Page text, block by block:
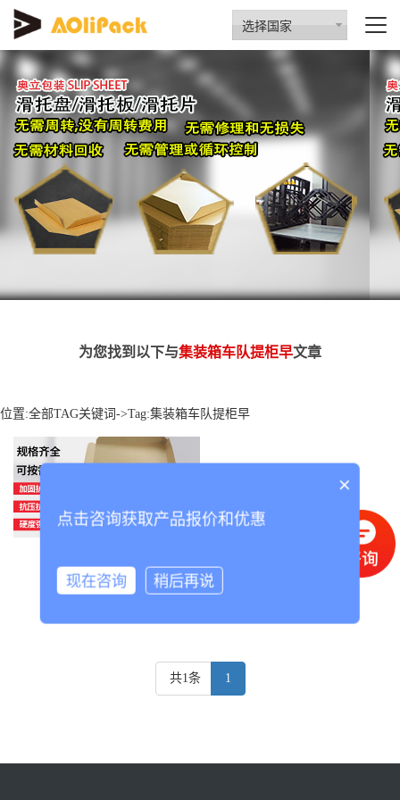
选择国家
为您找到以下与集装箱车队提柜早文章
位置:全部TAG关键词 ->Tag:集装箱车队提柜早
共1条 1
×
点击咨询获取产品报价和优惠
现在咨询 稍后再说